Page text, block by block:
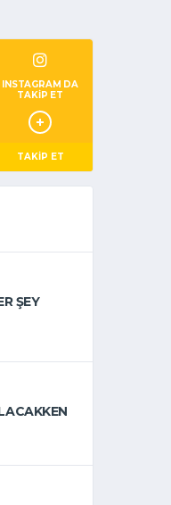
INSTAGRAM DA
TAKİP ET
TAKİP ET
ŞEY